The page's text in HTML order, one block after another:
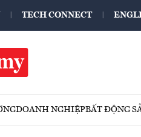
TECH CONNECT
DOANH NGHIỆPBẤT ĐỘNG